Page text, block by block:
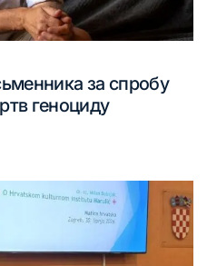
за спробу
геноциду